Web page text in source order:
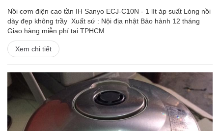
Nồi cơm điện cao tần IH Sanyo ECJ-C10N - 1 lít áp suất Lòng nồi
dày đẹp không trầy Xuất sứ : Nội địa nhật Bảo hành 12 tháng
Giao hàng miễn phí tại TPHCM
Xem chi tiết